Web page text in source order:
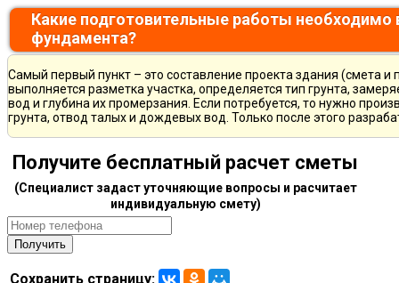
Какие подготовительные работы необходимо
фундамента?
Самый первый пункт – это составление проекта здания (смета
выполняется разметка участка, определяется тип грунта,
вод и глубина их промерзания. Если потребуется, то нужно
грунта, отвод талых и дождевых вод. Только после этого
Получите бесплатный расчет сметы
(Специалист задаст уточняющие вопросы и расчитает
индивидуальную смету)
Сохранить страницу: